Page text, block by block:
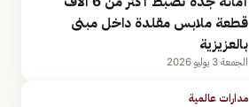
قطعة ملابس مقلدة داخل مبنى
بالعزيزية
الجمعة 3 يوليو 2026
مدارات عالمية